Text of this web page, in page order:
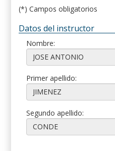
(*) Campos obligatorios
Datos del instructor
Nombre:
Primer apellido:
Segundo apellido: